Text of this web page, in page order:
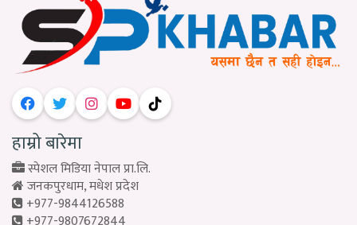
हाम्रो बारेमा
स्पेशल मिडिया नेपाल प्रा.लि.
जनकपुरधाम, मधेश प्रदेश
+977-9844126588